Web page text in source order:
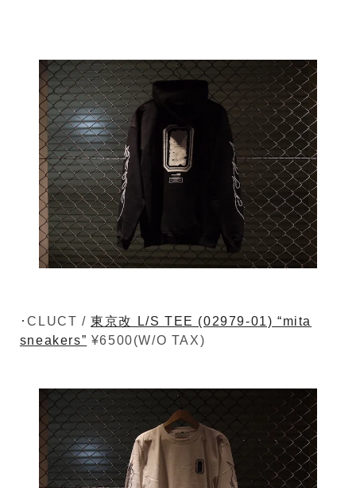
･CLUCT /東京改 L/S TEE (02979-01) “mita
sneakers” ¥6500(W/O TAX)